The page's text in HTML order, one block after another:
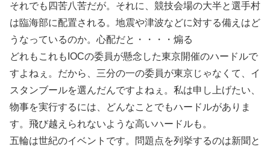
それでも四苦八苦だが。それに、競技会場の大半と選手村
は臨海部に配置される。地震や津波などに対する備えはど
うなっているのか。心配だと・・・・煽る
どれもこれもIOCの委員が懸念した東京開催のハードルで
すよねぇ。だから、三分の一の委員が東京じゃなくて、イ
スタンブールを選んだんですよねぇ。私は申し上げたい、
物事を実行するには、どんなことでもハードルがありま
す。飛び越えられないような高いハードルも。
五輪は世紀のイベントです。問題点を列挙するのは新聞と